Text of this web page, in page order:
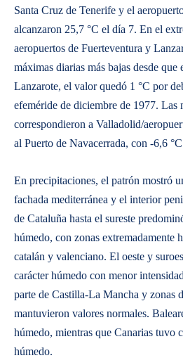
Santa Cruz de Tenerife y el
alcanzaron 25,7 °C el día 7. En el
aeropuertos de Fuerteventura y
máximas diarias más bajas desde que
Lanzarote, el valor quedó 1 °C por
efeméride de diciembre de 1977. Las
correspondieron a Valladolid/
al Puerto de Navacerrada, con -6,6
En precipitaciones, el patrón mostró
fachada mediterránea y el interior
de Cataluña hasta el sureste
húmedo, con zonas extremadamente
catalán y valenciano. El oeste y
carácter húmedo con menor
parte de Castilla-La Mancha y zonas
mantuvieron valores normales.
húmedo, mientras que Canarias tuvo
húmedo.